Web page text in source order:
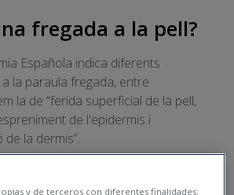
fregada a la pell?
Española indica diferents
la paraula fregada, entre
la de “ferida superficial de la pell,
de l'epidermis i
la dermis”.
y de terceros con diferentes finalidades: